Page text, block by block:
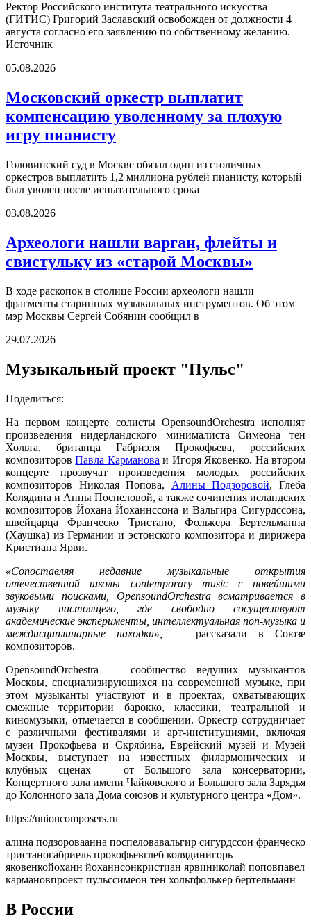
Ректор Российского института театрального искусства
(ГИТИС) Григорий Заславский освобожден от должности 4
августа согласно его заявлению по собственному желанию.
Источник
05.08.2026
Московский оркестр выплатит
компенсацию уволенному за плохую
игру пианисту
Головинский суд в Москве обязал один из столичных
оркестров выплатить 1,2 миллиона рублей пианисту, который
был уволен после испытательного срока
03.08.2026
Археологи нашли варган, флейты и
свистульку из «старой Москвы»
В ходе раскопок в столице России археологи нашли
фрагменты старинных музыкальных инструментов. Об этом
мэр Москвы Сергей Собянин сообщил в
29.07.2026
Музыкальный проект "Пульс"
Поделиться:
На первом концерте солисты OpensoundOrchestra исполнят
произведения нидерландского минималиста Симеона тен
Хольта, британца Габриэля Прокофьева, российских
композиторовПавла Карманова и Игоря Яковенко. На втором
концерте прозвучат произведения молодых российских
композиторов Николая Попова, Алины Подзоровой, Глеба
Колядина и Анны Поспеловой, а также сочинения исландских
композиторов Йохана Йоханнссона и Вальгира Сигурдссона,
швейцарца Франческо Тристано, Фолькера Бертельманна
(Хаушка) из Германии и эстонского композитора и дирижера
Кристиана Ярви.
«Сопоставляя недавние музыкальные открытия
отечественной школы contemporary music с новейшими
звуковыми поисками, OpensoundOrchestra всматривается в
музыку настоящего, где свободно сосуществуют
академические эксперименты, интеллектуальная поп-музыка и
междисциплинарные находки», — рассказали в Союзе
композиторов.
OpensoundOrchestra — сообщество ведущих музыкантов
Москвы, специализирующихся на современной музыке, при
этом музыканты участвуют и в проектах, охватывающих
смежные территории барокко, классики, театральной и
киномузыки, отмечается в сообщении. Оркестр сотрудничает
с различными фестивалями и арт-институциями, включая
музеи Прокофьева и Скрябина, Еврейский музей и Музей
Москвы, выступает на известных филармонических и
клубных сценах — от Большого зала консерватории,
Концертного зала имени Чайковского и Большого зала Зарядья
до Колонного зала Дома союзов и культурного центра «Дом».
https://unioncomposers.ru
алина подзороваанна поспеловавальгир сигурдссон франческо
тристаногабриель прокофьевглеб колядинигорь
яковенкойоханн йоханнсонкристиан ярвиниколай поповпавел
кармановпроект пульссимеон тен хольтфолькер бертельманн
В России